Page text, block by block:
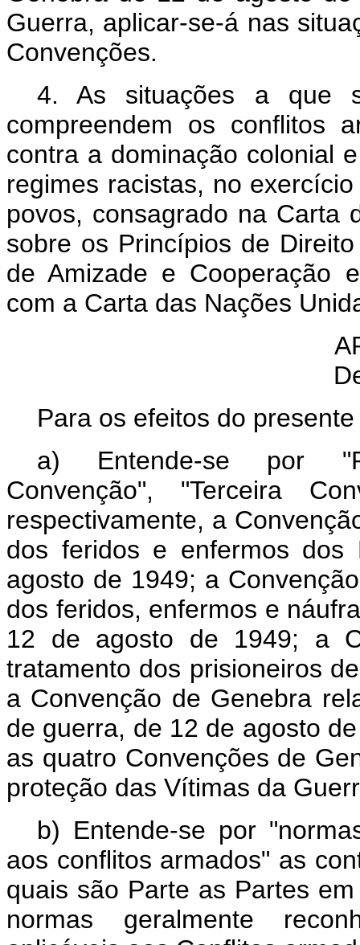
Guerra, aplicar-se-á nas
Convenções.
4. As situações a que
compreendem os conflitos
contra a dominação colonial
regimes racistas, no
povos, consagrado na Carta
sobre os Princípios de
de Amizade e Cooperação
com a Carta das Nações
Para os efeitos do
a) Entende-se por
Convenção", "Terceira
respectivamente, a
dos feridos e enfermos dos
agosto de 1949; a
dos feridos, enfermos e
12 de agosto de 1949; a
tratamento dos prisioneiros
a Convenção de Genebra
de guerra, de 12 de agosto
as quatro Convenções de
proteção das Vítimas da
b) Entende-se por
aos conflitos armados" as
quais são Parte as Partes
normas geralmente